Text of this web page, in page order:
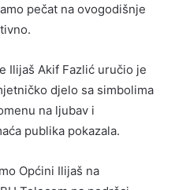
pečat na ovogodišnje
Ilijaš Akif Fazlić uručio je
djelo sa simbolima
na ljubav i
publika pokazala.
Općini Ilijaš na